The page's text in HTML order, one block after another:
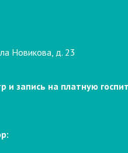
Новикова, д. 23
и запись на платную